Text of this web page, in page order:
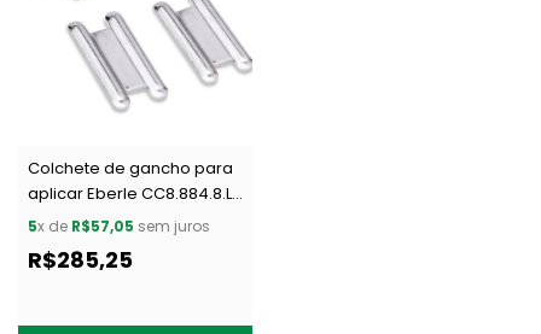
Colchete de gancho para
aplicar Eberle CC8.884.8.L
NIQ c/ 200 un
5x de R$57,05 sem juros
R$285,25